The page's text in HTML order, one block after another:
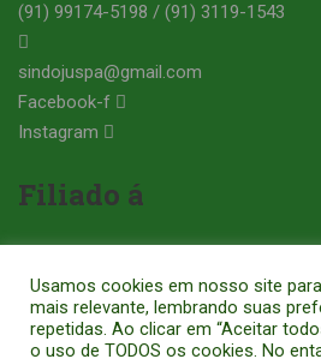
(91) 99174-5198 / (91) 3119-1543
sindojuspa@gmail.com
Facebook-f
Instagram
Filiado á
Usamos cookies em nosso site
mais relevante, lembrando suas
repetidas. Ao clicar em “Aceitar
o uso de TODOS os cookies. No